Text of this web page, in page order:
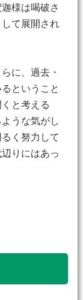
様は喝破さ
て展開され
に、過去・
ということ
と考える
うな気がし
く努力して
りにはあっ